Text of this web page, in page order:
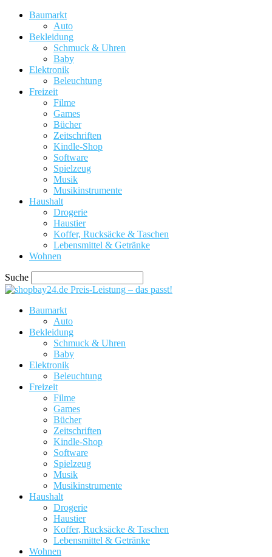
Baumarkt
Auto
Bekleidung
Schmuck & Uhren
Baby
Elektronik
Beleuchtung
Freizeit
Filme
Games
Bücher
Zeitschriften
Kindle-Shop
Software
Spielzeug
Musik
Musikinstrumente
Haushalt
Drogerie
Haustier
Koffer, Rucksäcke & Taschen
Lebensmittel & Getränke
Wohnen
Suche
Preis-Leistung – das passt!
Baumarkt
Auto
Bekleidung
Schmuck & Uhren
Baby
Elektronik
Beleuchtung
Freizeit
Filme
Games
Bücher
Zeitschriften
Kindle-Shop
Software
Spielzeug
Musik
Musikinstrumente
Haushalt
Drogerie
Haustier
Koffer, Rucksäcke & Taschen
Lebensmittel & Getränke
Wohnen